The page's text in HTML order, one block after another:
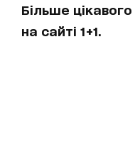
Більше
на сайті 1+1.